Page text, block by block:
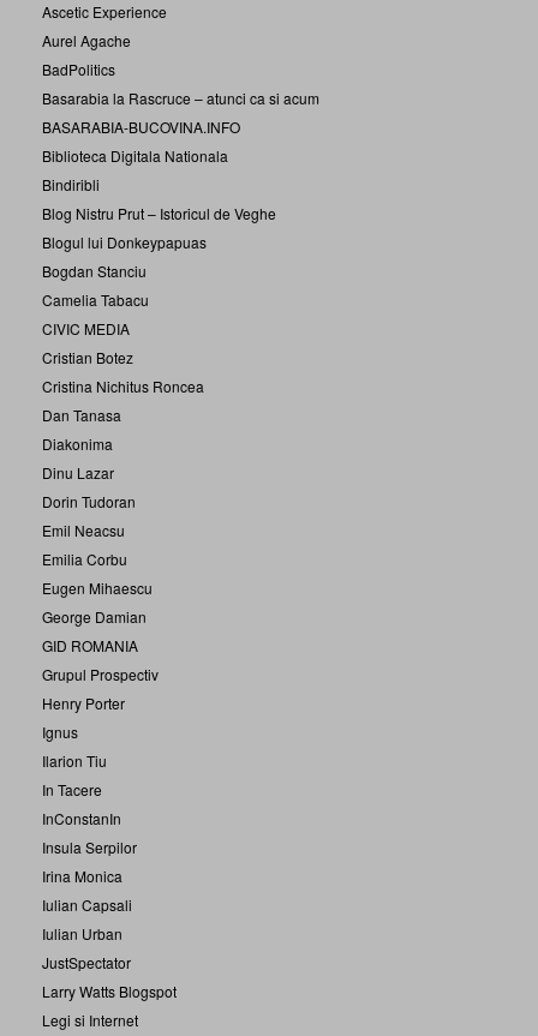
Ascetic Experience
Aurel Agache
BadPolitics
Basarabia la Rascruce – atunci ca si acum
BASARABIA-BUCOVINA.INFO
Biblioteca Digitala Nationala
Bindiribli
Blog Nistru Prut – Istoricul de Veghe
Blogul lui Donkeypapuas
Bogdan Stanciu
Camelia Tabacu
CIVIC MEDIA
Cristian Botez
Cristina Nichitus Roncea
Dan Tanasa
Diakonima
Dinu Lazar
Dorin Tudoran
Emil Neacsu
Emilia Corbu
Eugen Mihaescu
George Damian
GID ROMANIA
Grupul Prospectiv
Henry Porter
Ignus
Ilarion Tiu
In Tacere
InConstanIn
Insula Serpilor
Irina Monica
Iulian Capsali
Iulian Urban
JustSpectator
Larry Watts Blogspot
Legi si Internet